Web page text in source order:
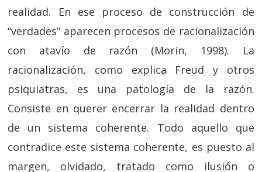
realidad. En ese proceso de construcción de
“verdades” aparecen procesos de racionalización
con atavío de razón (Morin, 1998). La
racionalización, como explica Freud y otros
psiquiatras, es una patología de la razón.
Consiste en querer encerrar la realidad dentro
de un sistema coherente. Todo aquello que
contradice este sistema coherente, es puesto al
margen, olvidado, tratado como ilusión o